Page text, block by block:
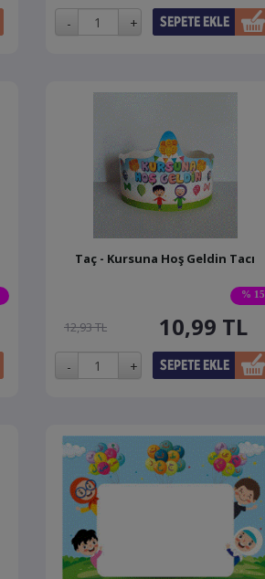
% 15
Taç - Kursuna Hoş Geldin Tacı
12,93 TL 10,99 TL